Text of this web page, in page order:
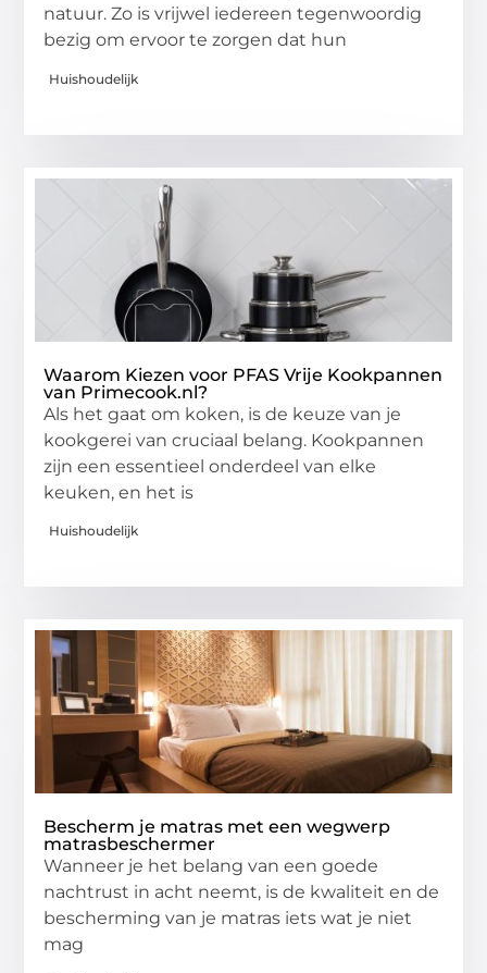
natuur. Zo is vrijwel iedereen tegenwoordig
bezig om ervoor te zorgen dat hun
Huishoudelijk
Waarom Kiezen voor PFAS Vrije Kookpannen
van Primecook.nl?
Als het gaat om koken, is de keuze van je
kookgerei van cruciaal belang. Kookpannen
zijn een essentieel onderdeel van elke
keuken, en het is
Huishoudelijk
Bescherm je matras met een wegwerp
matrasbeschermer
Wanneer je het belang van een goede
nachtrust in acht neemt, is de kwaliteit en de
bescherming van je matras iets wat je niet
mag